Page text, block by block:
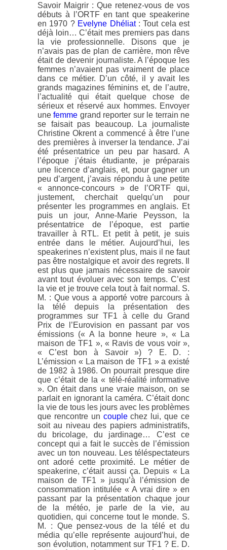
Savoir Maigrir : Que retenez-vous de vos
débuts à l’ORTF en tant que speakerine
en 1970 ? Evelyne Dhéliat: Tout cela est
déjà loin… C’était mes premiers pas dans
la vie professionnelle. Disons que je
n’avais pas de plan de carrière, mon rêve
était de devenir journaliste. A l’époque les
femmes n’avaient pas vraiment de place
dans ce métier. D’un côté, il y avait les
grands magazines féminins et, de l’autre,
l’actualité qui était quelque chose de
sérieux et réservé aux hommes. Envoyer
unefemme grand reporter sur le terrain ne
se faisait pas beaucoup. La journaliste
Christine Okrent a commencé à être l’une
des premières à inverser la tendance. J’ai
été présentatrice un peu par hasard. A
l’époque j’étais étudiante, je préparais
une licence d’anglais, et, pour gagner un
peu d’argent, j’avais répondu à une petite
« annonce-concours » de l’ORTF qui,
justement, cherchait quelqu’un pour
présenter les programmes en anglais. Et
puis un jour, Anne-Marie Peysson, la
présentatrice de l’époque, est partie
travailler à RTL. Et petit à petit, je suis
entrée dans le métier. Aujourd’hui, les
speakerines n’existent plus, mais il ne faut
pas être nostalgique et avoir des regrets. Il
est plus que jamais nécessaire de savoir
avant tout évoluer avec son temps. C’est
la vie et je trouve cela tout à fait normal. S.
M. : Que vous a apporté votre parcours à
la télé depuis la présentation des
programmes sur TF1 à celle du Grand
Prix de l’Eurovision en passant par vos
émissions (« A la bonne heure », « La
maison de TF1 », « Ravis de vous voir »,
« C’est bon à Savoir ») ? E. D. :
L’émission « La maison de TF1 » a existé
de 1982 à 1986. On pourrait presque dire
que c’était de la « télé-réalité informative
». On était dans une vraie maison, on se
parlait en ignorant la caméra. C’était donc
la vie de tous les jours avec les problèmes
que rencontre un couplechez lui, que ce
soit au niveau des papiers administratifs,
du bricolage, du jardinage… C’est ce
concept qui a fait le succès de l’émission
avec un ton nouveau. Les téléspectateurs
ont adoré cette proximité. Le métier de
speakerine, c’était aussi ça. Depuis « La
maison de TF1 » jusqu’à l’émission de
consommation intitulée « A vrai dire » en
passant par la présentation chaque jour
de la météo, je parle de la vie, au
quotidien, qui concerne tout le monde. S.
M. : Que pensez-vous de la télé et du
média qu’elle représente aujourd’hui, de
son évolution, notamment sur TF1 ? E. D.